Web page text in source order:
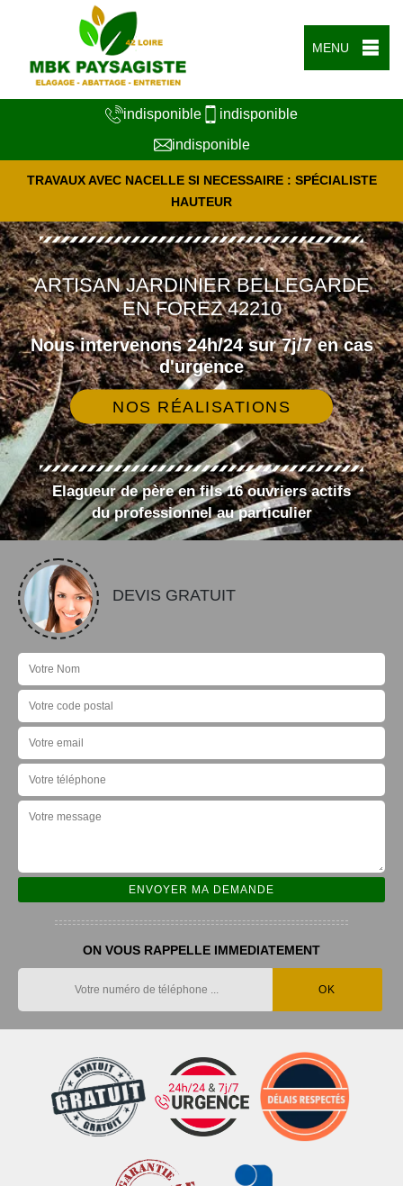
MENU
indisponible
indisponible
indisponible
TRAVAUX AVEC NACELLE SI NECESSAIRE : SPÉCIALISTE
HAUTEUR
ARTISAN JARDINIER BELLEGARDE
EN FOREZ 42210
Nous intervenons 24h/24 sur 7j/7 en cas
d'urgence
NOS RÉALISATIONS
Elagueur de père en fils 16 ouvriers actifs
du professionnel au particulier
DEVIS GRATUIT
ON VOUS RAPPELLE IMMEDIATEMENT